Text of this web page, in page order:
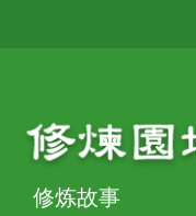
修炼故事